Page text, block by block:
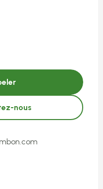
nous